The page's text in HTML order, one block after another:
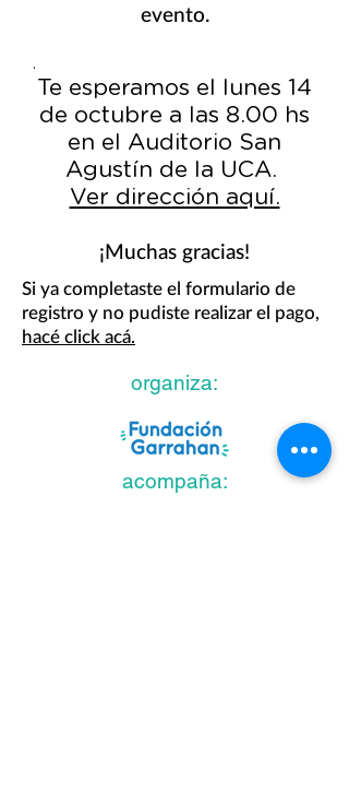
evento.
.
Te esperamos el lunes 14
de octubre a las 8.00 hs
en el Auditorio San
Agustín de la UCA.
Ver dirección aquí.
¡Muchas gracias!
Si ya completaste el formulario de
registro y no pudiste realizar el pago,
hacé click acá.
organiza:
acompaña: